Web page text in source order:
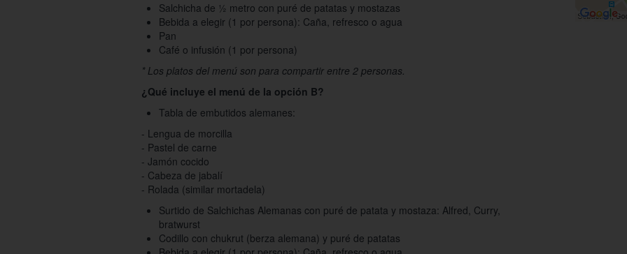
Salchicha de ½ metro con puré de patatas y mostazas
Bebida a elegir (1 por persona): Caña, refresco o agua
Pan
Café o infusión (1 por persona)
* Los platos del menú son para compartir entre 2 personas.
¿Qué incluye el menú de la opción B?
Tabla de embutidos alemanes:
- Lengua de morcilla
- Pastel de carne
- Jamón cocido
- Cabeza de jabalí
- Rolada (similar mortadela)
Surtido de Salchichas Alemanas con puré de patata y mostaza: Alfred, Curry,
bratwurst
Codillo con chukrut (berza alemana) y puré de patatas